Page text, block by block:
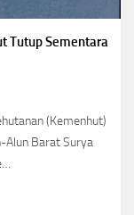
Tutup Sementara
(Kemenhut)
Alun Barat Surya